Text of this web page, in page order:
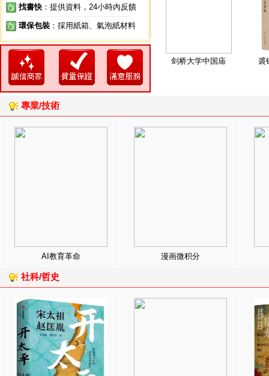
找書快 ：提供資料，24小時內反饋
環保包裝 ：採用紙箱、氣泡紙材料
剑桥大学中国庙 裘
專業/技術
AI教育革命 漫画微积分
社科/哲史